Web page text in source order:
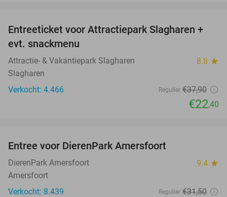
41%
Entreeticket voor Attractiepark Slagharen +
evt. snackmenu
Attractie- & Vakantiepark Slagharen 8.8 star
Slagharen
Verkocht: 4.466
Regulier €37,90
€22,40
Entree voor DierenPark Amersfoort
DierenPark Amersfoort 9.4 star
Amersfoort
Verkocht: 8.439
Regulier €31,50